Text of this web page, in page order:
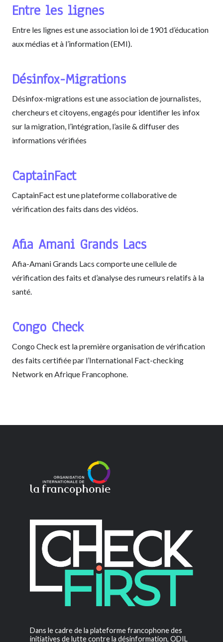
Entre les lignes
Entre les lignes est une association loi de 1901 d’éducation
aux médias et à l’information (EMI).
Désinfox-Migrations
Désinfox-migrations est une association de journalistes,
chercheurs et citoyens, engagés pour identifier les infox
sur la migration, l’intégration, l’asile & diffuser des
informations vérifiées
CaptainFact
CaptainFact est une plateforme collaborative de
vérification des faits dans des vidéos.
Afia Amani Grands Lacs
Afia-Amani Grands Lacs comporte une cellule de
vérification des faits et d’analyse des rumeurs relatifs à la
santé.
Congo Check
Congo Check est la première organisation de vérification
des faits certifiée par l’International Fact-checking
Network en Afrique Francophone.
Dans le cadre de la plateforme francophone des
initiatives de lutte contre la désinformation, ODIL